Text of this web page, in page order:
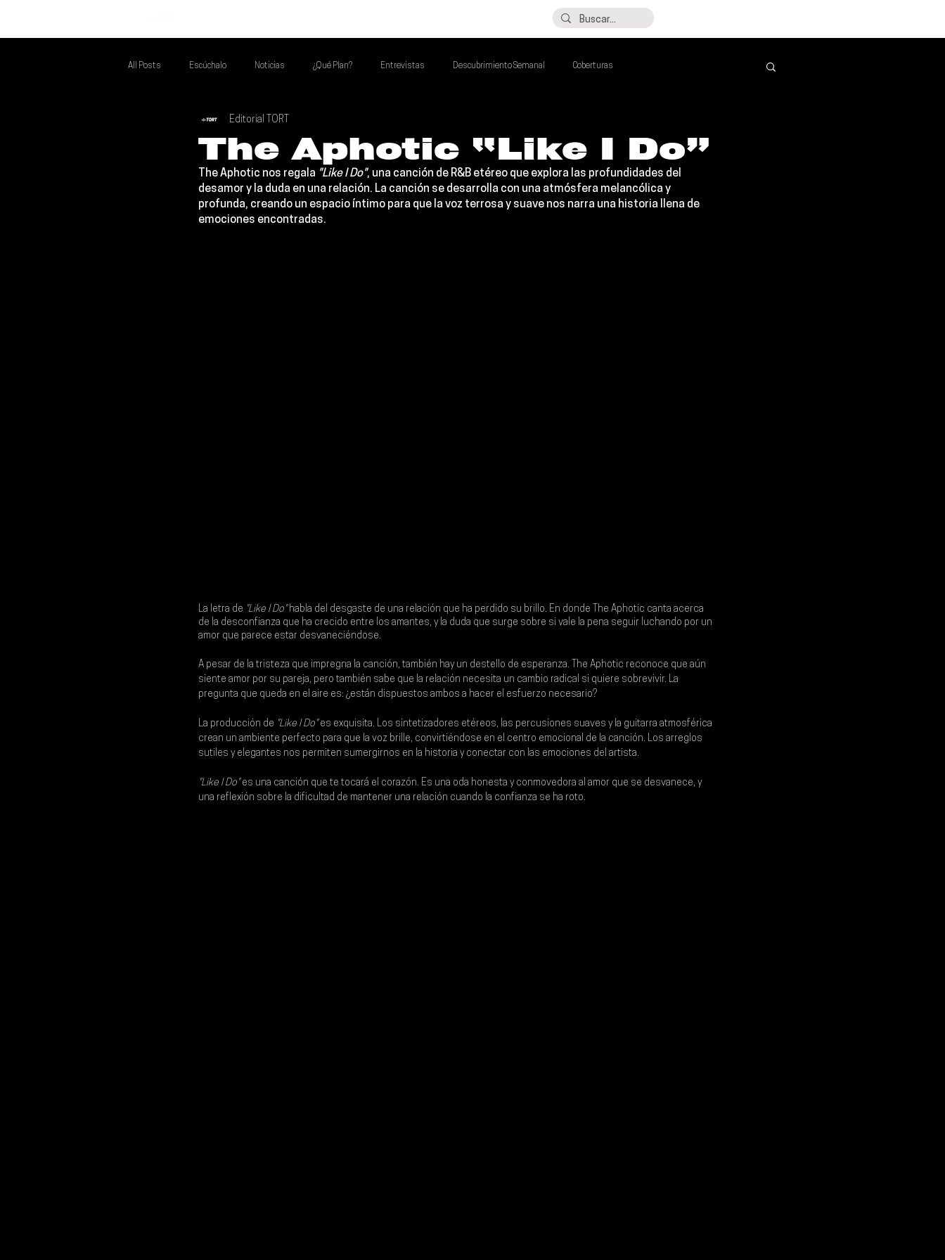
All Posts Escúchalo Noticias ¿Qué Plan? Entrevistas Descubrimiento Semanal Coberturas
Si Te Gusta... Te Recomendamos A...
Poder Latino Que Descubrir Mejores de la Semana Talento Mexa Semanal Álbumes de la Semana
The Aphotic “Like I Do”
Editorial TORT
The Aphotic nos regala "Like I Do", una canción de R&B etéreo que explora las profundidades del
desamor y la duda en una relación. La canción se desarrolla con una atmósfera melancólica y
profunda, creando un espacio íntimo para que la voz terrosa y suave nos narra una historia llena de
emociones encontradas.
La letra de "Like I Do" habla del desgaste de una relación que ha perdido su brillo. En donde The Aphotic canta acerca
de la desconfianza que ha crecido entre los amantes, y la duda que surge sobre si vale la pena seguir luchando por un
amor que parece estar desvaneciéndose.
A pesar de la tristeza que impregna la canción, también hay un destello de esperanza. The Aphotic reconoce que aún
siente amor por su pareja, pero también sabe que la relación necesita un cambio radical si quiere sobrevivir. La
pregunta que queda en el aire es: ¿están dispuestos ambos a hacer el esfuerzo necesario?
La producción de "Like I Do" es exquisita. Los sintetizadores etéreos, las percusiones suaves y la guitarra atmosférica
crean un ambiente perfecto para que la voz brille, convirtiéndose en el centro emocional de la canción. Los arreglos
sutiles y elegantes nos permiten sumergirnos en la historia y conectar con las emociones del artista.
"Like I Do" es una canción que te tocará el corazón. Es una oda honesta y conmovedora al amor que se desvanece, y
una reflexión sobre la dificultad de mantener una relación cuando la confianza se ha roto.